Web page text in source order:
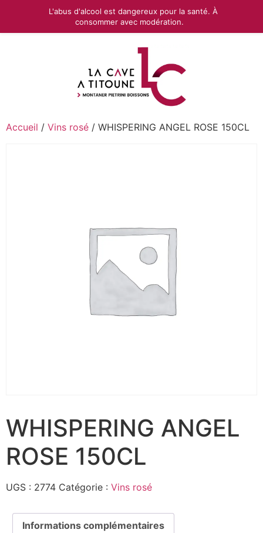
Accueil / Vins rosé / WHISPERING ANGEL ROSE 150CL
WHISPERING ANGEL
ROSE 150CL
UGS : 2774 Catégorie : Vins rosé
Informations complémentaires
L'abus d'alcool est dangereux pour la santé. À
consommer avec modération.